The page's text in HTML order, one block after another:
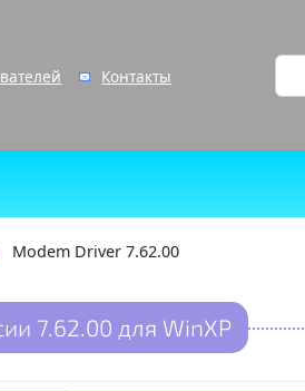
Контакты
Modem Driver 7.62.00
7.62.00 для WinXP